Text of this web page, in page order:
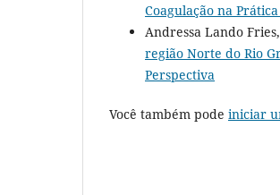
Coagulação na
Andressa Lando
região Norte do Rio
Perspectiva
Você também pode iniciar